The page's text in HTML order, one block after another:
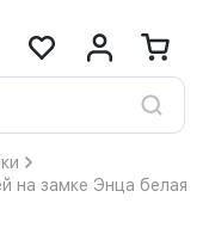
на замке Энца белая